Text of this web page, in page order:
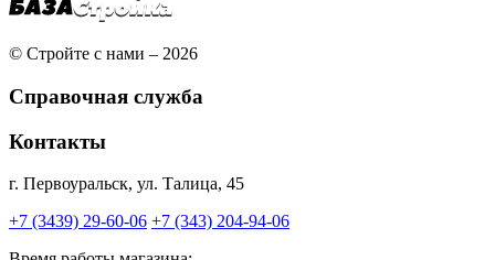
© Стройте с нами – 2026
Справочная служба
Контакты
г. Первоуральск, ул. Талица, 45
+7 (3439) 29-60-06 +7 (343) 204-94-06